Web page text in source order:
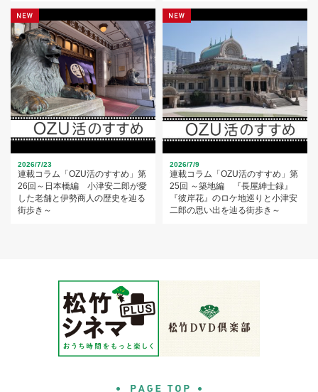
2026/7/23
連載コラム「OZU活のすすめ」第
26回～日本橋編 小津安二郎が愛
した老舗と伊勢商人の歴史を辿る
街歩き～
2026/7/9
連載コラム「OZU活のすすめ」第
25回 ～築地編 『長屋紳士録』
『彼岸花』のロケ地巡りと小津安
二郎の思い出を辿る街歩き～